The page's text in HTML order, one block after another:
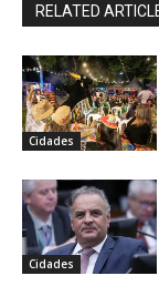
RELATED
Cidades
Cidades